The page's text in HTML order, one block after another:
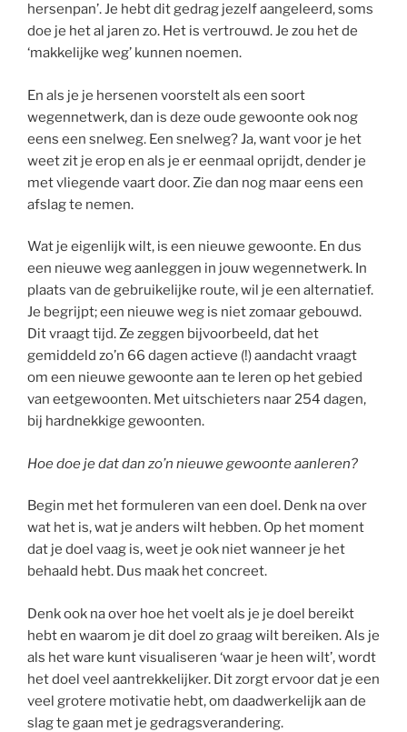
hersenpan’. Je hebt dit gedrag jezelf aangeleerd, soms
doe je het al jaren zo. Het is vertrouwd. Je zou het de
‘makkelijke weg’ kunnen noemen.
En als je je hersenen voorstelt als een soort
wegennetwerk, dan is deze oude gewoonte ook nog
eens een snelweg. Een snelweg? Ja, want voor je het
weet zit je erop en als je er eenmaal oprijdt, dender je
met vliegende vaart door. Zie dan nog maar eens een
afslag te nemen.
Wat je eigenlijk wilt, is een nieuwe gewoonte. En dus
een nieuwe weg aanleggen in jouw wegennetwerk. In
plaats van de gebruikelijke route, wil je een alternatief.
Je begrijpt; een nieuwe weg is niet zomaar gebouwd.
Dit vraagt tijd. Ze zeggen bijvoorbeeld, dat het
gemiddeld zo’n 66 dagen actieve (!) aandacht vraagt
om een nieuwe gewoonte aan te leren op het gebied
van eetgewoonten. Met uitschieters naar 254 dagen,
bij hardnekkige gewoonten.
Hoe doe je dat dan zo’n nieuwe gewoonte aanleren?
Begin met het formuleren van een doel. Denk na over
wat het is, wat je anders wilt hebben. Op het moment
dat je doel vaag is, weet je ook niet wanneer je het
behaald hebt. Dus maak het concreet.
Denk ook na over hoe het voelt als je je doel bereikt
hebt en waarom je dit doel zo graag wilt bereiken. Als je
als het ware kunt visualiseren ‘waar je heen wilt’, wordt
het doel veel aantrekkelijker. Dit zorgt ervoor dat je een
veel grotere motivatie hebt, om daadwerkelijk aan de
slag te gaan met je gedragsverandering.